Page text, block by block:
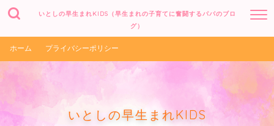
いとしの早生まれKIDS（早生まれの子育てに奮闘するパパのブロ
グ）
ホーム プライバシーポリシー
いとしの早生まれKIDS